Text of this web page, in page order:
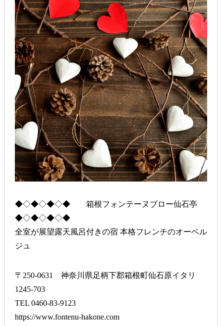
◆◇◆◇◆◇◆ 箱根フォンテーヌブロー仙石亭
◆◇◆◇◆◇◆
全室が展望露天風呂付きの宿 本格フレンチのオーベル
ジュ
〒250-0631 神奈川県足柄下郡箱根町仙石原イタリ
1245-703
TEL 0460-83-9123
https://www.fontenu-hakone.com